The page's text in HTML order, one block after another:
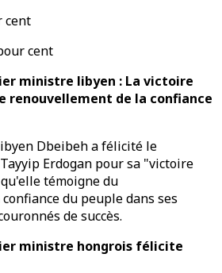
cent
cent
ministre libyen : La victoire
renouvellement de la confiance
Dbeibeh a félicité le
Erdogan pour sa "victoire
témoigne du
du peuple dans ses
de succès.
ministre hongrois félicite